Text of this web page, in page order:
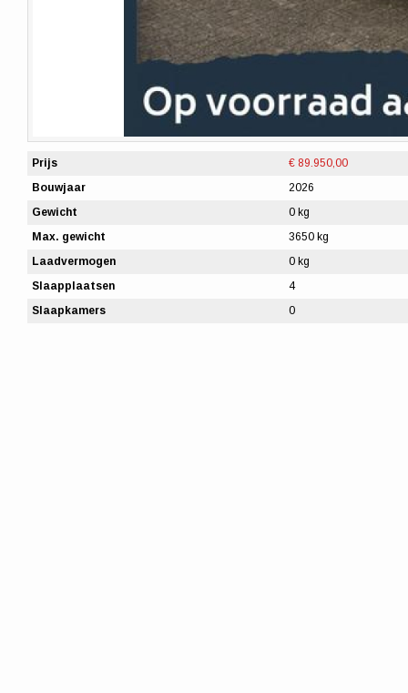
Prijs
€ 89.950,00
Bouwjaar
2026
Gewicht
0 kg
Max. gewicht
3650 kg
Laadvermogen
0 kg
Slaapplaatsen
4
Slaapkamers
0